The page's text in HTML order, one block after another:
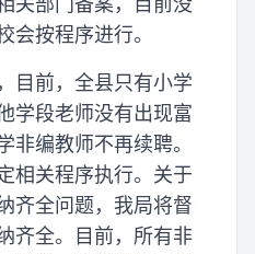
会按程序进行。
目前，全县只有小学
学段老师没有出现富
非编教师不再续聘。
相关程序执行。关于
齐全问题，我局将督
齐全。目前，所有非